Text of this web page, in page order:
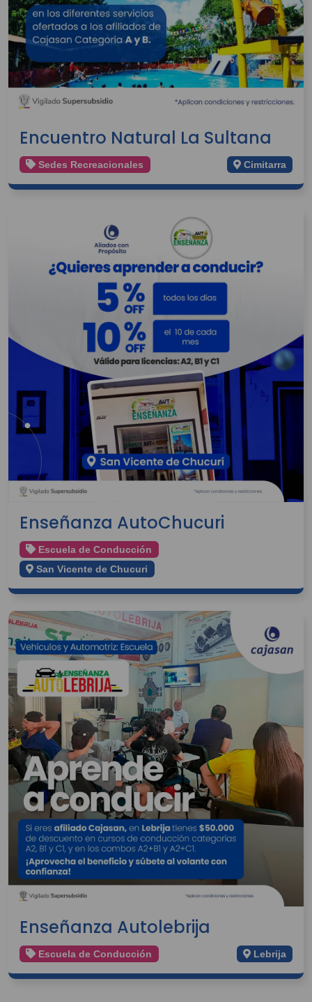
Encuentro Natural La Sultana
Sedes Recreacionales Cimitarra
Enseñanza AutoChucuri
Escuela de Conducción
San Vicente de Chucuri
Enseñanza Autolebrija
Escuela de Conducción Lebrija